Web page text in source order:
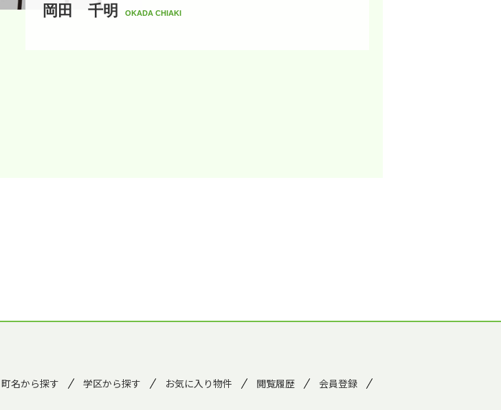
岡田 千明 OKADA CHIAKI
町名から探す 学区から探す お気に入り物件 閲覧履歴
会員登録